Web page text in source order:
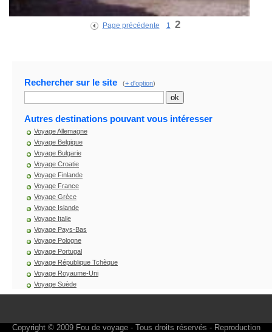
Page précédente 1 2
Rechercher sur le site (+ d'option)
Autres destinations pouvant vous intéresser
Voyage Allemagne
Voyage Belgique
Voyage Bulgarie
Voyage Croatie
Voyage Finlande
Voyage France
Voyage Grèce
Voyage Islande
Voyage Italie
Voyage Pays-Bas
Voyage Pologne
Voyage Portugal
Voyage République Tchèque
Voyage Royaume-Uni
Voyage Suède
Copyright © 2009 Fou de voyage- Tous droits réservés - Reproduction